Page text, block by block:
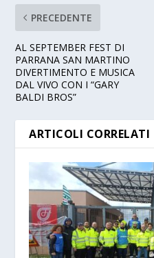
PRECEDENTE
AL SEPTEMBER FEST DI
PARRANA SAN MARTINO
DIVERTIMENTO E MUSICA
DAL VIVO CON I “GARY
BALDI BROS”
ARTICOLI CORRELATI